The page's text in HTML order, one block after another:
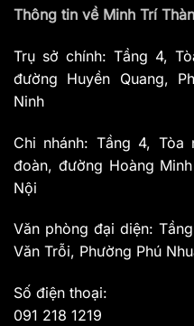
Thông tin về Minh Trí
Trụ sở chính: Tầng 4,
đường Huyền Quang,
Ninh
Chi nhánh: Tầng 4, Tòa
đoàn, đường Hoàng
Nội
Văn phòng đại diện:
Văn Trỗi, Phường Phú
Số điện thoại:
091 218 1219